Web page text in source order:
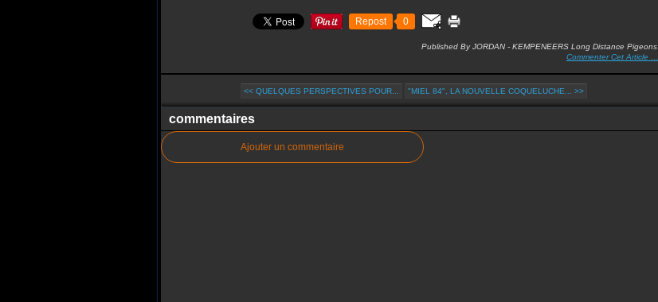
Repost 0
Published By JORDAN - KEMPENEERS Long Distance Pigeons
Commenter Cet Article
<< QUELQUES PERSPECTIVES POUR... "MIEL 84", LA NOUVELLE COQUELUCHE... >>
commentaires
Ajouter un commentaire